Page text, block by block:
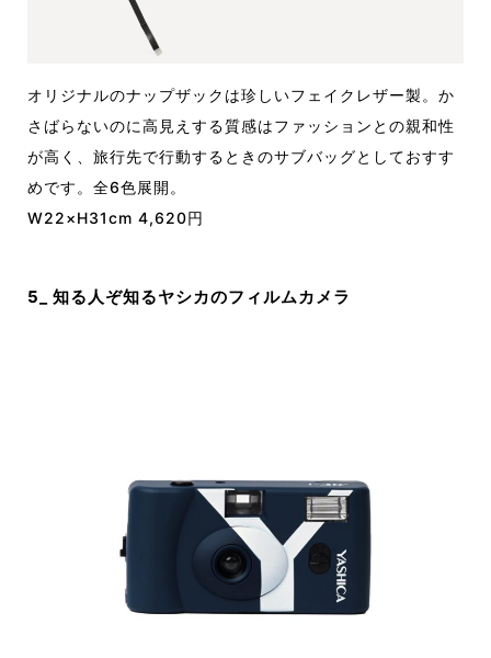
オリジナルのナップザックは珍しいフェイクレザー製。か
さばらないのに高見えする質感はファッションとの親和性
が高く、旅行先で行動するときのサブバッグとしておすす
めです。全6色展開。
W22×H31cm 4,620円
5_ 知る人ぞ知るヤシカのフィルムカメラ